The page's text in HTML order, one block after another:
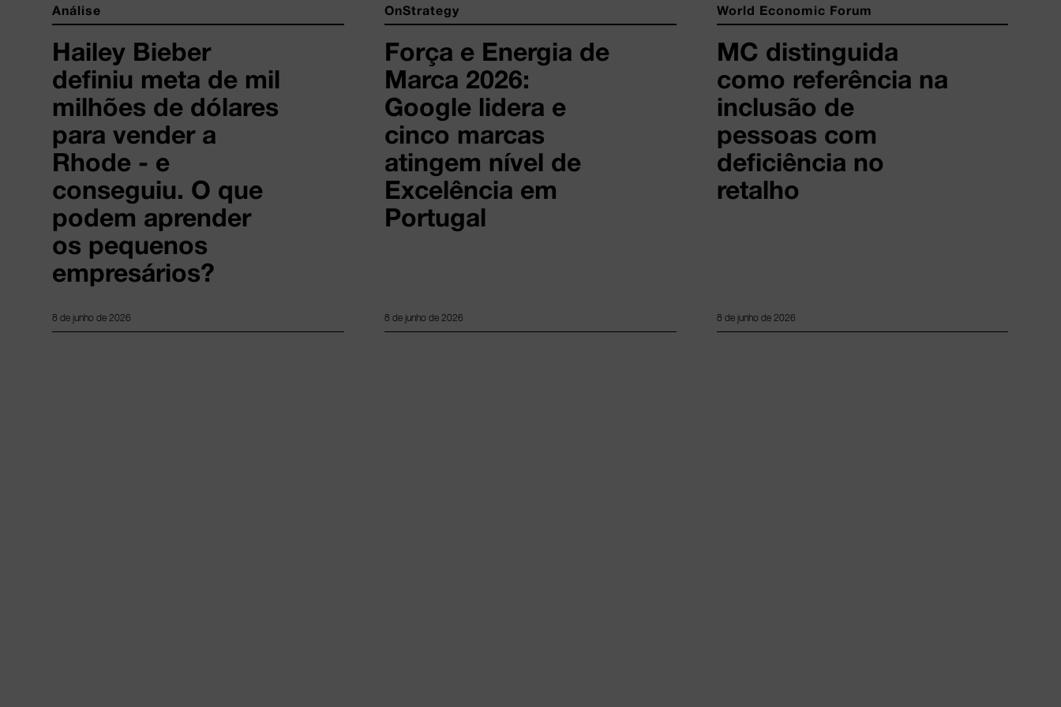
Análise
Hailey Bieber
definiu meta de mil
milhões de dólares
para vender a
Rhode - e
conseguiu. O que
podem aprender
os pequenos
empresários?
8 de junho de 2026
OnStrategy
Força e Energia de
Marca 2026:
Google lidera e
cinco marcas
atingem nível de
Excelência em
Portugal
8 de junho de 2026
World Economic Forum
MC distinguida
como referência na
inclusão de
pessoas com
deficiência no
retalho
8 de junho de 2026